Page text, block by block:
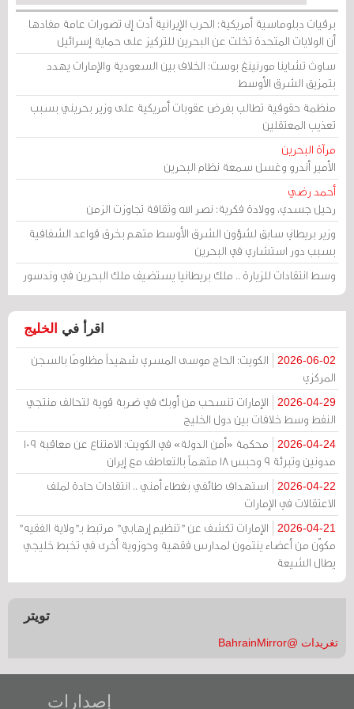
برقيات دبلوماسية أمريكية: الحرب الإيرانية أدت إلى تصورات عامة مفادها
أن الولايات المتحدة تخلت عن البحرين للتركيز على حماية إسرائيل
ساوث تشاينا مورنينغ بوست: الخلاف بين السعودية والإمارات يهدد
بتمزيق الشرق الأوسط
منظمة حقوقية تطالب بفرض عقوبات أمريكية على وزير بحريني بسبب
تعذيب المعتقلين
مرآة البحرين
الأمير أندرو وغسل سمعة نظام البحرين
أحمد رضي
رحيل جسدي، وولادة فكرية: نصر الله وثقافة تجاوزت الزمن
وزير بريطاني سابق لشؤون الشرق الأوسط متهم بخرق قواعد الشفافية
بسبب دور استشاري في البحرين
وسط انتقادات للزيارة .. ملك بريطانيا يستضيف ملك البحرين في وندسور
اقرأ في الخليج
2026-06-02
الكويت: الحاج موسى المسري شهيداً مظلومًا بالسجن
المركزي
2026-04-29
الإمارات تنسحب من أوبك في ضربة قوية لتحالف منتجي
النفط وسط خلافات بين دول الخليج
2026-04-24
محكمة «أمن الدولة» في الكويت: الامتناع عن معاقبة 109
مدونين وتبرئة 9 وحبس 18 متهماً بالتعاطف مع إيران
2026-04-22
استهداف طائفي بغطاء أمني .. انتقادات حادة لملف
الاعتقالات في الإمارات
2026-04-21
الإمارات تكشف عن "تنظيم إرهابي" مرتبط بـ"ولاية الفقيه"
مكوّن من أعضاء ينتمون لمدارس فقهية وحوزوية أخرى في تخبط خليجي
يطال الشيعة
تويتر
تغريدات @BahrainMirror
إصدارات